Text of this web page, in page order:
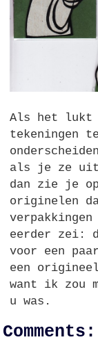
Als het lukt
tekeningen
als je ze uit
dan zie je
originelen
eerder zei:
voor een
een
want ik zou
u was.
Comments: